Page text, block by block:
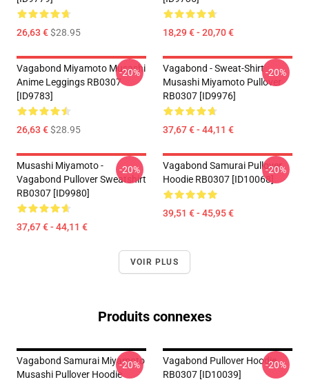
26,63 €$28.95 18,29 € - 20,70 €
Vagabond Miyamoto Musashi
Anime Leggings RB0307
[ID9783]
26,63 €$28.95
-20%
Vagabond - Sweat-Shirt
Musashi Miyamoto Pullover
RB0307 [ID9976]
37,67 € - 44,11 €
-20%
Musashi Miyamoto -
Vagabond Pullover Sweatshirt
RB0307 [ID9980]
37,67 € - 44,11 €
-20%
Vagabond Samurai Pullover
Hoodie RB0307 [ID10068]
39,51 € - 45,95 €
-20%
VOIR PLUS
Produits connexes
Vagabond Samurai Miyamoto
Musashi Pullover Hoodie
-20%
Vagabond Pullover Hoodie
RB0307 [ID10039]
-20%